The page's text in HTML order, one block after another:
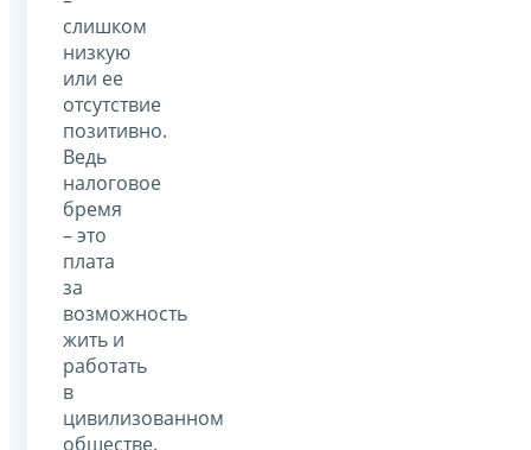
слишком
низкую
или ее
отсутствие
позитивно.
Ведь
налоговое
бремя
– это
плата
за
возможность
жить и
работать
в
цивилизованном
обществе.